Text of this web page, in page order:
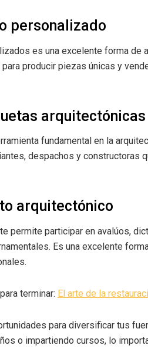
personalizado
es una excelente forma de
producir piezas únicas y
arquitectónicas
fundamental en la
despachos y constructoras
arquitectónico
permite participar en avalúos,
Es una excelente
terminar: El arte de la
para diversificar tus
o impartiendo cursos, lo